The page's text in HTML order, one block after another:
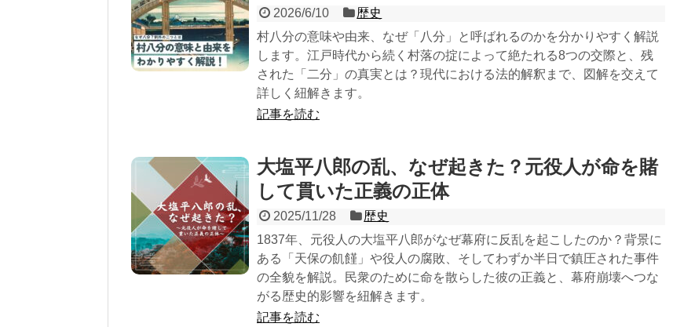
2026/6/10
歴史
村八分の意味や由来、なぜ「八分」と呼ばれるのかを分かりやすく解説
します。江戸時代から続く村落の掟によって絶たれる8つの交際と、残
された「二分」の真実とは？現代における法的解釈まで、図解を交えて
詳しく紐解きます。
記事を読む
大塩平八郎の乱、なぜ起きた？元役人が命を賭
して貫いた正義の正体
2025/11/28
歴史
1837年、元役人の大塩平八郎がなぜ幕府に反乱を起こしたのか？背景に
ある「天保の飢饉」や役人の腐敗、そしてわずか半日で鎮圧された事件
の全貌を解説。民衆のために命を散らした彼の正義と、幕府崩壊へつな
がる歴史的影響を紐解きます。
記事を読む